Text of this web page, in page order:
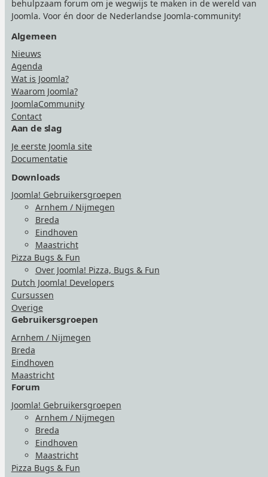
behulpzaam forum om je wegwijs te maken in de wereld van
Joomla. Voor én door de Nederlandse Joomla-community!
Algemeen
Nieuws
Agenda
Wat is Joomla?
Waarom Joomla?
JoomlaCommunity
Contact
Aan de slag
Je eerste Joomla site
Documentatie
Downloads
Joomla! Gebruikersgroepen
Arnhem / Nijmegen
Breda
Eindhoven
Maastricht
Pizza Bugs & Fun
Over Joomla! Pizza, Bugs & Fun
Dutch Joomla! Developers
Cursussen
Overige
Gebruikersgroepen
Arnhem / Nijmegen
Breda
Eindhoven
Maastricht
Forum
Joomla! Gebruikersgroepen
Arnhem / Nijmegen
Breda
Eindhoven
Maastricht
Pizza Bugs & Fun